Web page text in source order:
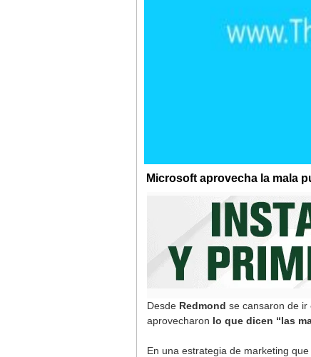
Microsoft aprovecha la mala
Desde Redmond se cansaron de ir
aprovecharon lo que dicen “las
En una estrategia de marketing